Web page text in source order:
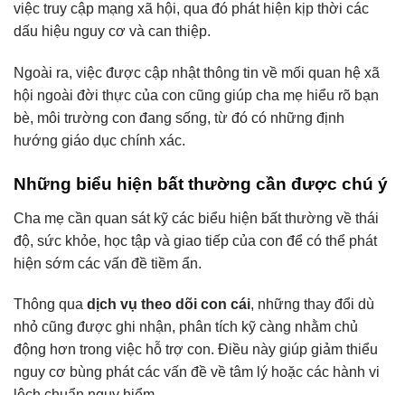
việc truy cập mạng xã hội, qua đó phát hiện kịp thời các
dấu hiệu nguy cơ và can thiệp.
Ngoài ra, việc được cập nhật thông tin về mối quan hệ xã
hội ngoài đời thực của con cũng giúp cha mẹ hiểu rõ bạn
bè, môi trường con đang sống, từ đó có những định
hướng giáo dục chính xác.
Những biểu hiện bất thường cần được chú ý
Cha mẹ cần quan sát kỹ các biểu hiện bất thường về thái
độ, sức khỏe, học tập và giao tiếp của con để có thể phát
hiện sớm các vấn đề tiềm ẩn.
Thông qua dịch vụ theo dõi con cái, những thay đổi dù
nhỏ cũng được ghi nhận, phân tích kỹ càng nhằm chủ
động hơn trong việc hỗ trợ con. Điều này giúp giảm thiểu
nguy cơ bùng phát các vấn đề về tâm lý hoặc các hành vi